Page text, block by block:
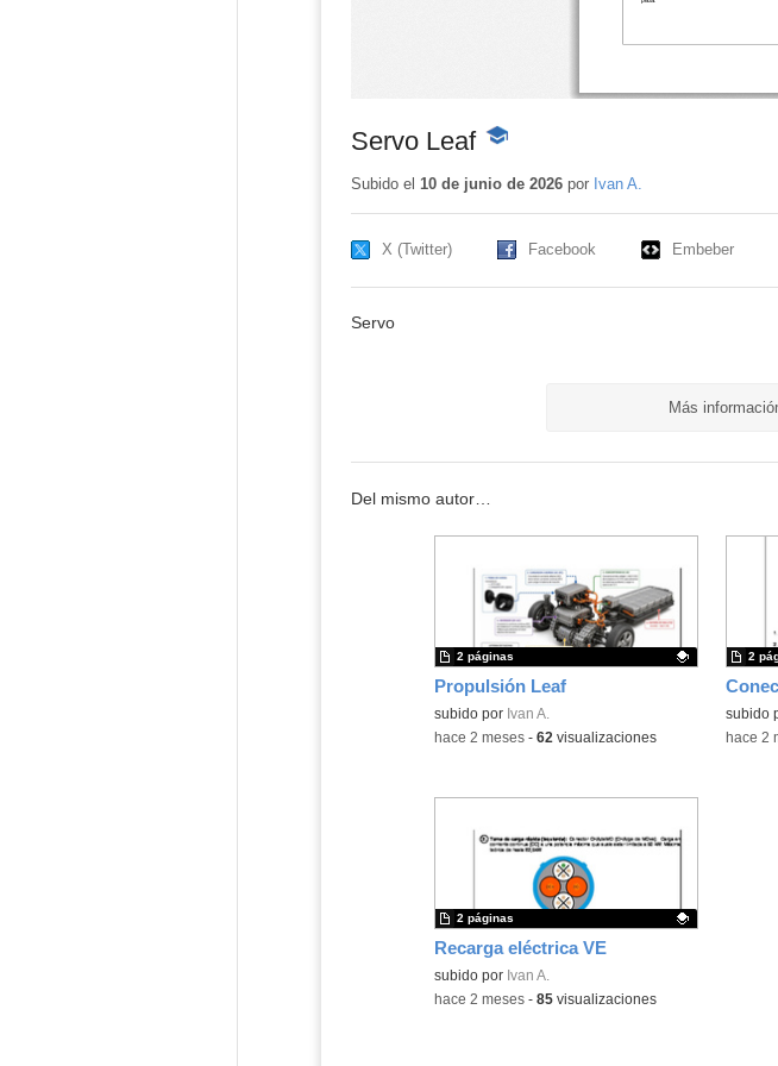
Servo Leaf -
educativo
Subido el 10 de junio de 2026por Ivan A.
X (Twitter) Facebook Embeber
Servo
Más
Del mismo autor…
Propulsión Leaf
Contenido educativo.
subido por Ivan A.
2 páginas
-hace 2 meses- 62 visualizaciones
subido
2
-hace 2
Recarga eléctrica VE
Contenido educativo.
subido por Ivan A.
2 páginas
-hace 2 meses- 85visualizaciones